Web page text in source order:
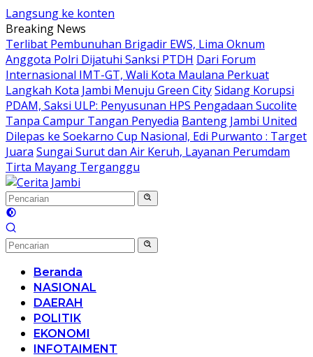
Langsung ke konten
Breaking News
Terlibat Pembunuhan Brigadir EWS, Lima Oknum
Anggota Polri Dijatuhi Sanksi PTDH Dari Forum
Internasional IMT-GT, Wali Kota Maulana Perkuat
Langkah Kota Jambi Menuju Green CitySidang Korupsi
PDAM, Saksi ULP: Penyusunan HPS Pengadaan Sucolite
Tanpa Campur Tangan Penyedia Banteng Jambi United
Dilepas ke Soekarno Cup Nasional, Edi Purwanto : Target
Juara Sungai Surut dan Air Keruh, Layanan Perumdam
Tirta Mayang Terganggu
Beranda
NASIONAL
DAERAH
POLITIK
EKONOMI
INFOTAIMENT